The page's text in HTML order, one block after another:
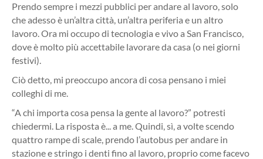
Prendo sempre i mezzi pubblici per andare al lavoro, solo
che adesso è un’altra città, un’altra periferia e un altro
lavoro. Ora mi occupo di tecnologia e vivo a San Francisco,
dove è molto più accettabile lavorare da casa (o nei giorni
festivi).
Ciò detto, mi preoccupo ancora di cosa pensano i miei
colleghi di me.
“A chi importa cosa pensa la gente al lavoro?” potresti
chiedermi. La risposta è... a me. Quindi, sì, a volte scendo
quattro rampe di scale, prendo l’autobus per andare in
stazione e stringo i denti fino al lavoro, proprio come facevo